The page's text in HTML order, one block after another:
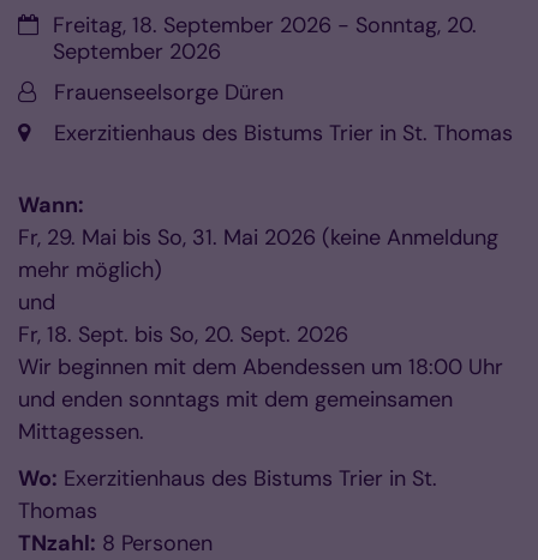
Datum:Freitag, 18. September 2026 - Sonntag, 20.
September 2026
Von:Frauenseelsorge Düren
Ort: Exerzitienhaus des Bistums Trier in St. Thomas
Wann:
Fr, 29. Mai bis So, 31. Mai 2026 (keine Anmeldung
mehr möglich)
und
Fr, 18. Sept. bis So, 20. Sept. 2026
Wir beginnen mit dem Abendessen um 18:00 Uhr
und enden sonntags mit dem gemeinsamen
Mittagessen.
Wo: Exerzitienhaus des Bistums Trier in St.
Thomas
TNzahl: 8 Personen